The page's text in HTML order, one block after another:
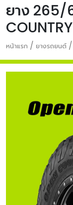
ยาง 265/
หน้าแรก / ยางรถยนต์ /